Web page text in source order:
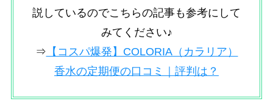
説しているのでこちらの記事も参考にして
みてください♪
⇒ 【コスパ爆発】COLORIA（カラリア）
香水の定期便の口コミ｜評判は？